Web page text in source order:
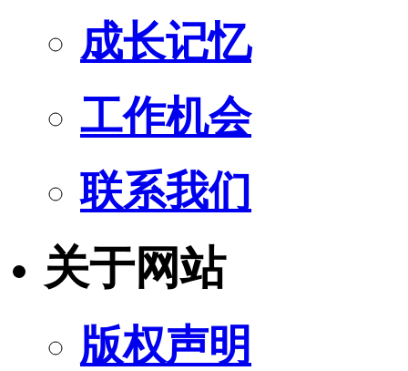
成长记忆
工作机会
联系我们
关于网站
版权声明